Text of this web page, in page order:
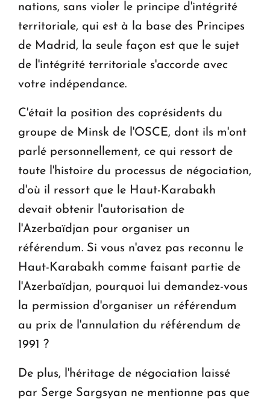
nations, sans violer le principe d'intégrité
territoriale, qui est à la base des Principes
de Madrid, la seule façon est que le sujet
de l'intégrité territoriale s'accorde avec
votre indépendance.
C'était la position des coprésidents du
groupe de Minsk de l'OSCE, dont ils m'ont
parlé personnellement, ce qui ressort de
toute l'histoire du processus de négociation,
d'où il ressort que le Haut-Karabakh
devait obtenir l'autorisation de
l'Azerbaïdjan pour organiser un
référendum. Si vous n'avez pas reconnu le
Haut-Karabakh comme faisant partie de
l'Azerbaïdjan, pourquoi lui demandez-vous
la permission d'organiser un référendum
au prix de l'annulation du référendum de
1991 ?
De plus, l'héritage de négociation laissé
par Serge Sargsyan ne mentionne pas que